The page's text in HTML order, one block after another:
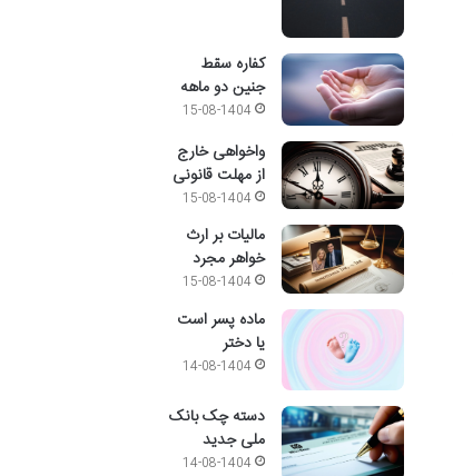
کفاره سقط
جنین دو ماهه
15-08-1404
واخواهی خارج
از مهلت قانونی
15-08-1404
مالیات بر ارث
خواهر مجرد
15-08-1404
ماده پسر است
یا دختر
14-08-1404
دسته چک بانک
ملی جدید
14-08-1404